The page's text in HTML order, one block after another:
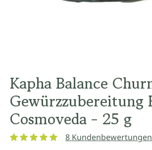
Kapha Balance
Gewürzzubereitung
Cosmoveda - 25 g
8 Kundenbewertungen